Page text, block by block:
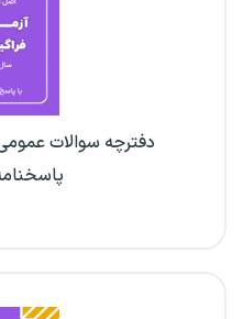
دفترچه سوالات